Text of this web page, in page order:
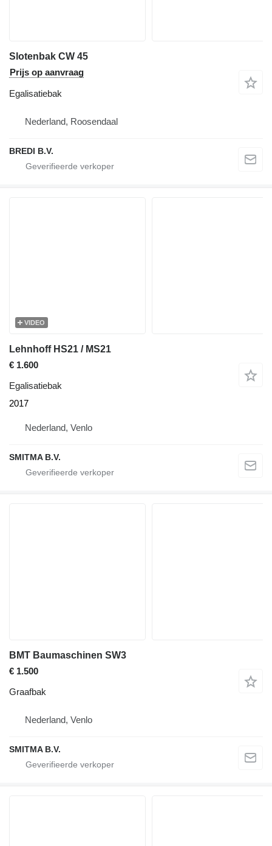
Slotenbak CW 45
Prijs op aanvraag
Egalisatiebak
Nederland, Roosendaal
BREDI B.V.
VIDEO
Lehnhoff HS21 / MS21
€ 1.600
Egalisatiebak
2017
Nederland, Venlo
SMITMA B.V.
BMT Baumaschinen SW3
€ 1.500
Graafbak
Nederland, Venlo
SMITMA B.V.